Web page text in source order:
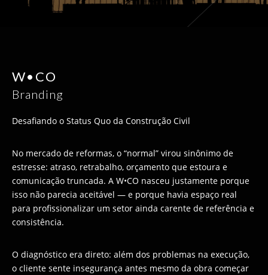
W•CO
Branding
Desafiando o Status Quo da Construção Civil
No mercado de reformas, o “normal” virou sinônimo de
estresse: atraso, retrabalho, orçamento que estoura e
comunicação truncada. A W•CO nasceu justamente porque
isso não parecia aceitável — e porque havia espaço real
para profissionalizar um setor ainda carente de referência e
consistência.
O diagnóstico era direto: além dos problemas na execução,
o cliente sente insegurança antes mesmo da obra começar